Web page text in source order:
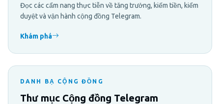
Đọc các cẩm nang thực tiễn về tăng trưởng, kiếm tiền, kiểm
duyệt và vận hành cộng đồng Telegram.
Khám phá
DANH BẠ CỘNG ĐỒNG
Thư mục Cộng đồng Telegram